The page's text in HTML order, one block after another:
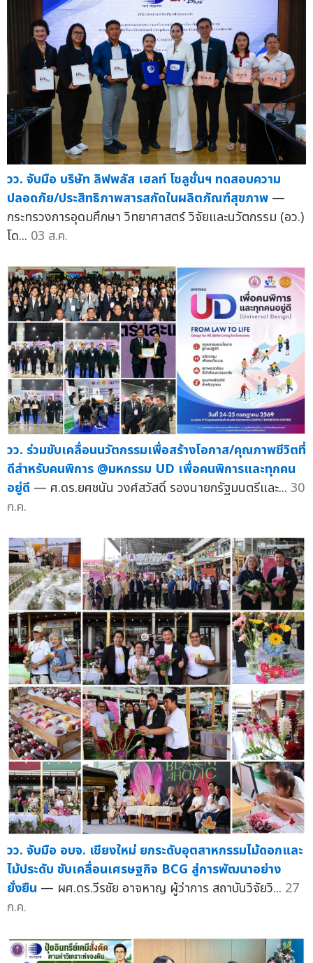
วว. จับมือ บริษัท ลิฟพลัส เฮลท์ โซลูชั่นฯ ทดสอบความ
ปลอดภัย/ประสิทธิภาพสารสกัดในผลิตภัณฑ์สุขภาพ —
กระทรวงการอุดมศึกษา วิทยาศาสตร์ วิจัยและนวัตกรรม (อว.)
โด... 03 ส.ค.
วว. ร่วมขับเคลื่อนนวัตกรรมเพื่อสร้างโอกาส/คุณภาพชีวิตที่
ดีสำหรับคนพิการ @มหกรรม UD เพื่อคนพิการและทุกคน
อยู่ดี — ศ.ดร.ยศชนัน วงศ์สวัสดิ์ รองนายกรัฐมนตรีและ... 30
ก.ค.
วว. จับมือ อบจ. เชียงใหม่ ยกระดับอุตสาหกรรมไม้ดอกและ
ไม้ประดับ ขับเคลื่อนเศรษฐกิจ BCG สู่การพัฒนาอย่าง
ยั่งยืน — ผศ.ดร.วีรชัย อาจหาญ ผู้ว่าการ สถาบันวิจัยวิ... 27
ก.ค.